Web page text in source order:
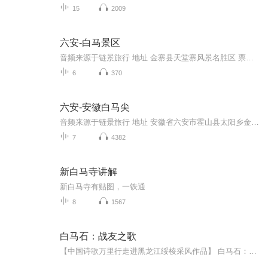
15 2009
六安-白马景区
6 370
六安-安徽白马尖
7 4382
新白马寺讲解
新白马寺有贴图，一铁通
8 1567
白马石：战友之歌